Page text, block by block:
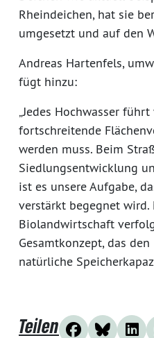
Rheindeichen, hat sie
umgesetzt und auf den
Andreas Hartenfels,
fügt hinzu:
„Jedes Hochwasser
fortschreitende
werden muss. Beim
Siedlungsentwicklung
ist es unsere Aufgabe,
verstärkt begegnet
Biolandwirtschaft
Gesamtkonzept, das
natürliche
Teilen